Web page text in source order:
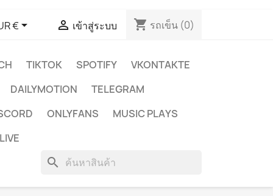
€  เข้าสู่ระบบ shopping_cart รถเข็น (0)
TIKTOK SPOTIFY
VKONTAKTE
DAILYMOTION
TELEGRAM
ONLYFANS
MUSIC PLAYS
search